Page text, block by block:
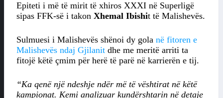
Epiteti i më të mirit të xhiros XXXI në Superligë
sipas FFK-së i takon Xhemal Ibishit të Malishevës.
Sulmuesi i Malishevës shënoi dy gola në fitoren e
Malishevës ndaj Gjilanit dhe me meritë arriti ta
fitojë këtë çmim për herë të parë në karrierën e tij.
“Ka qenë një ndeshje ndër më të vështirat në këtë
kampionat. Kemi analizuar kundërshtarin në detaje